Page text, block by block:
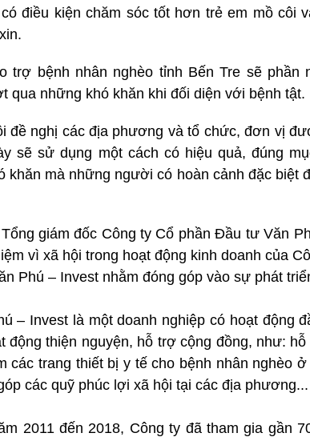
điều kiện chăm sóc tốt hơn trẻ em mồ côi
trợ bệnh nhân nghèo tỉnh Bến Tre sẽ phần
qua những khó khăn khi đối diện với bệnh tật.
đề nghị các địa phương và tổ chức, đơn vị
sẽ sử dụng một cách có hiệu quả, đúng
khăn mà những người có hoàn cảnh đặc biệt
giám đốc Công ty Cổ phần Đầu tư Văn
vì xã hội trong hoạt động kinh doanh của
Phú – Invest nhằm đóng góp vào sự phát
– Invest là một doanh nghiệp có hoạt động
động thiện nguyện, hỗ trợ cộng đồng, như:
các trang thiết bị y tế cho bệnh nhân nghèo
các quỹ phúc lợi xã hội tại các địa phương...
2011 đến 2018, Công ty đã tham gia gần